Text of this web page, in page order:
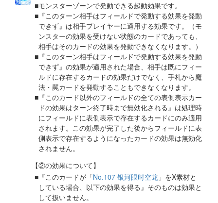
モンスターゾーンで発動できる起動効果です。
『このターン相手はフィールドで発動する効果を発動
できず』は相手プレイヤーに適用する効果です。（モ
ンスターの効果を受けない状態のカードであっても、
相手はそのカードの効果を発動できなくなります。）
『このターン相手はフィールドで発動する効果を発動
できず』の効果が適用された場合、相手は既にフィー
ルドに存在するカードの効果だけでなく、手札から魔
法・罠カードを発動することもできなくなります。
『このカード以外のフィールドの全ての表側表示カー
ドの効果はターン終了時まで無効化される』は処理時
にフィールドに表側表示で存在するカードにのみ適用
されます。この効果が完了した後からフィールドに表
側表示で存在するようになったカードの効果は無効化
されません。
【②の効果について】
『このカードが「No.107 银河眼时空龙 」をX素材と
している場合、以下の効果を得る』そのものは効果と
して扱いません。